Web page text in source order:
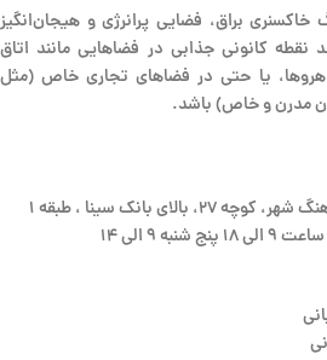
خاکسنری براق، فضایی پرانرژی و هیجان‌انگیز
نقطه کانونی جذابی در فضاهایی مانند اتاق
یا حتی در فضاهای تجاری خاص (مثل
مدرن و خاص) باشد.
بانک سینا ، طبقه 1
9 الی 14